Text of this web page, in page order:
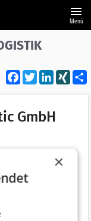
menu
Menü
Facebook
Twitter XING
GmbH
×